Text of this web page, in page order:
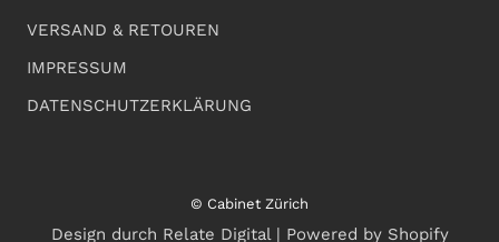
VERSAND & RETOUREN
IMPRESSUM
DATENSCHUTZERKLÄRUNG
© Cabinet Zürich
Design durch Relate Digital | Powered by Shopify